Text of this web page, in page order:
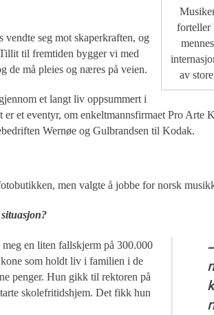
forteller
av
seg mot skaperkraften, og
til fremtiden bygger vi med
de må pleies og næres på veien.
et langt liv oppsummert i
er et eventyr, om enkeltmannsfirmaet Pro Arte
Wernøe og Gulbrandsen til Kodak.
men valgte å jobbe for norsk
en liten fallskjerm på 300.000
som holdt liv i familien i de
penger. Hun gikk til rektoren på
skolefritidshjem. Det fikk hun